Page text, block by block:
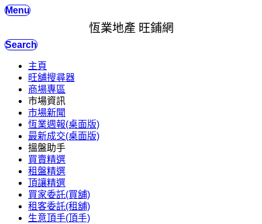
Menu
恆業地產 旺鋪網
Search
主頁
旺舖搜尋器
商場專區
市場資訊
市場新聞
恆業週報(桌面版)
最新成交(桌面版)
搵盤助手
買賣精選
租盤精選
頂讓精選
買家委託(買舖)
租客委託(租舖)
生意頂手(頂手)